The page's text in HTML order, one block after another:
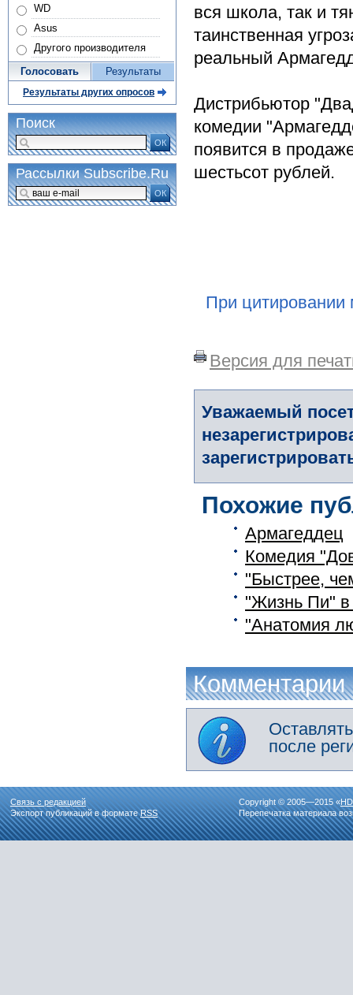
вся школа, так и
таинственная
реальный
Дистрибьютор
комедии
появится в
шестьсот рублей.
При цитировании
Версия для
Уважаемый
Похожие
Армагеддец
Комедия
"Быстрее,
"Жизнь Пи"
"Анатомия
Комментарии
после
WD
Asus
Другого производителя
Голосовать Результаты
Результаты других опросов
Поиск
ОК
Рассылки Subscribe.Ru
ОК
Связь с редакцией
Экспорт публикаций в форматеRSS
Copyright © 2005—2015 «
Перепечатка материала